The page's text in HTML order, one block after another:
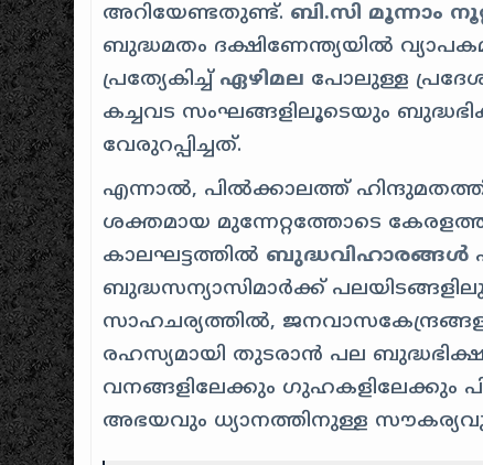
അറിയേണ്ടതുണ്ട്. ബി.സി മൂന്നാം
ബുദ്ധമതം ദക്ഷിണേന്ത്യയിൽ
പ്രത്യേകിച്ച് ഏഴിമല പോലുള്ള
കച്ചവട സംഘങ്ങളിലൂടെയും
വേരുറപ്പിച്ചത്.
എന്നാൽ, പിൽക്കാലത്ത്
ശക്തമായ മുന്നേറ്റത്തോടെ
കാലഘട്ടത്തിൽ ബുദ്ധവിഹാരങ്ങൾ
ബുദ്ധസന്യാസിമാർക്ക്
സാഹചര്യത്തിൽ,
രഹസ്യമായി തുടരാൻ പല
വനങ്ങളിലേക്കും ഗുഹകളിലേക്കും
അഭയവും ധ്യാനത്തിനുള്ള സൗകര്യവും